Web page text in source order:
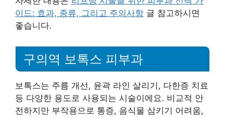
이드: 효과, 종류, 그리고 주의사항 글 참고하시면
좋습니다.
구의역 보톡스 피부과
보톡스는 주름 개선, 윤곽 라인 살리기, 다한증 치료
등 다양한 용도로 사용되는 시술이에요. 비교적 안
전하지만 부작용으로 통증, 음식물 삼키기 어려움,